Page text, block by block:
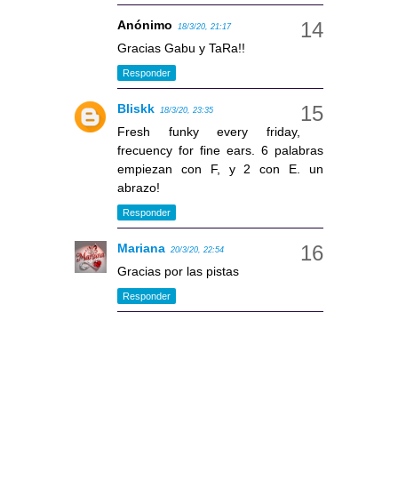
Anónimo 18/3/20, 21:17
Gracias Gabu y TaRa!!
Responder
Bliskk 18/3/20, 23:35
Fresh funky every friday,
frecuency for fine ears. 6 palabras
empiezan con F, y 2 con E. un
abrazo!
Responder
Mariana 20/3/20, 22:54
Gracias por las pistas
Responder